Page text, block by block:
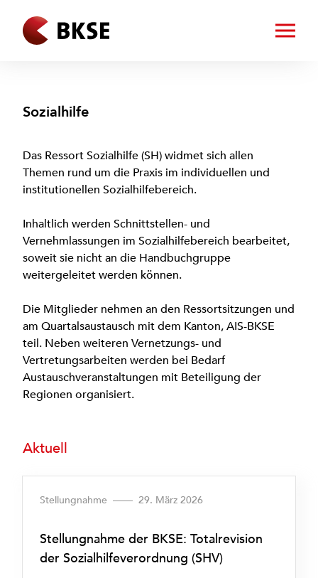
Sozialhilfe
Das Ressort Sozialhilfe (SH) widmet sich allen
Themen rund um die Praxis im individuellen und
institutionellen Sozialhilfebereich.
Inhaltlich werden Schnittstellen- und
Vernehmlassungen im Sozialhilfebereich bearbeitet,
soweit sie nicht an die Handbuchgruppe
weitergeleitet werden können.
Die Mitglieder nehmen an den Ressortsitzungen und
am Quartalsaustausch mit dem Kanton, AIS-BKSE
teil. Neben weiteren Vernetzungs- und
Vertretungsarbeiten werden bei Bedarf
Austauschveranstaltungen mit Beteiligung der
Regionen organisiert.
Aktuell
Stellungnahme 29. März 2026
Stellungnahme der BKSE: Totalrevision
der Sozialhilfeverordnung (SHV)